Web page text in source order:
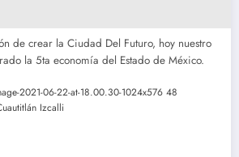
de crear la Ciudad Del Futuro, hoy nuestro
la 5ta economía del Estado de México.